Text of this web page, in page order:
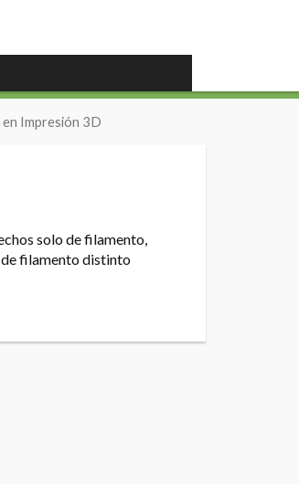
Impresión 3D
solo de filamento,
de filamento distinto